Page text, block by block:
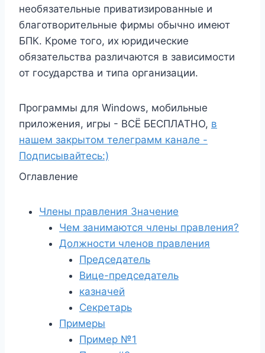
необязательные приватизированные и
благотворительные фирмы обычно имеют
БПК. Кроме того, их юридические
обязательства различаются в зависимости
от государства и типа организации.
Программы для Windows, мобильные
приложения, игры - ВСЁ БЕСПЛАТНО, в
нашем закрытом телеграмм канале -
Подписывайтесь:)
Оглавление
Члены правления Значение
Чем занимаются члены правления?
Должности членов правления
Председатель
Вице-председатель
казначей
Секретарь
Примеры
Пример №1